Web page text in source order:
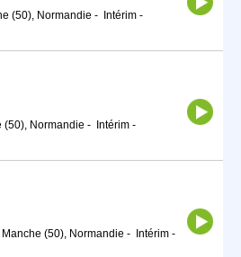
(50), Normandie - Intérim -
(50), Normandie - Intérim -
(50), Normandie - Intérim -